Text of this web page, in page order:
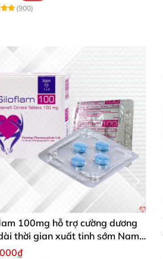
(900)
100mg hỗ trợ cường dương
thời gian xuất tinh sớm Nam